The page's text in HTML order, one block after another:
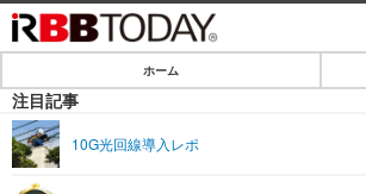
IT・デジタル
SPEED TEST
ホーム
注目記事
10G光回線導入レポ